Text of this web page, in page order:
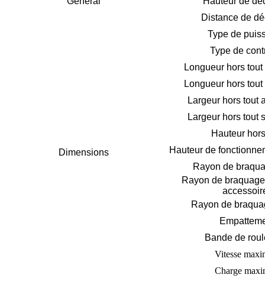
Distance de
Type de
Type de
Dimensions
Longueur hors
Longueur hors
Largeur hors tout
Largeur hors tout
Hauteur
Hauteur de
Rayon de
Rayon de
Rayon de
Bande de
Vitesse
Charge